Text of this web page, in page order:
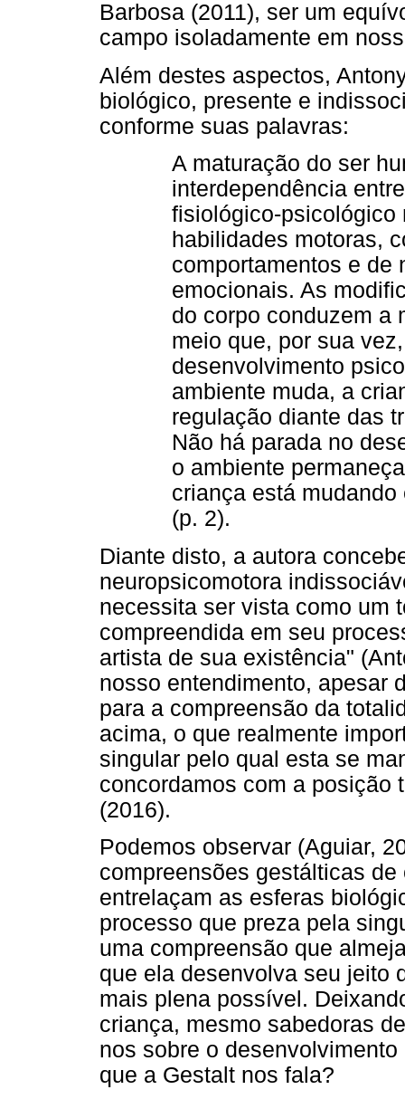
Barbosa (2011), ser um
campo isoladamente em
Além destes aspectos,
biológico, presente e
conforme suas palavras:
A maturação do ser
interdependência
fisiológico-psicológico
habilidades motoras,
comportamentos e de
emocionais. As
do corpo conduzem a
meio que, por sua
desenvolvimento
ambiente muda, a
regulação diante das
Não há parada no
o ambiente
criança está
(p. 2).
Diante disto, a autora
neuropsicomotora
necessita ser vista como um
compreendida em seu
artista de sua existência"
nosso entendimento, apesar
para a compreensão da
acima, o que realmente
singular pelo qual esta se
concordamos com a posição
(2016).
Podemos observar (Aguiar,
compreensões gestálticas
entrelaçam as esferas
processo que preza pela
uma compreensão que
que ela desenvolva seu jeito
mais plena possível.
criança, mesmo sabedoras
nos sobre o
que a Gestalt nos fala?